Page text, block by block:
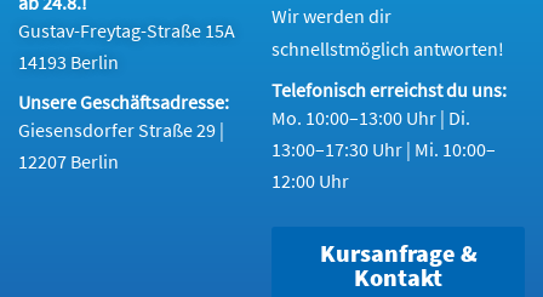
Gustav-Freytag-Straße 15A
14193 Berlin
Unsere Geschäftsadresse:
Giesensdorfer Straße 29 |
12207 Berlin
Wir werden dir
schnellstmöglich antworten!
Telefonisch erreichst du uns:
Mo. 10:00–13:00 Uhr | Di.
13:00–17:30 Uhr | Mi. 10:00–
12:00 Uhr
Kursanfrage &
Kontakt